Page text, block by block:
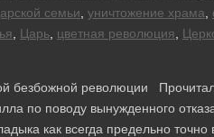
семьи уничтожение храма
Царь цветная революция
безбожной революции
по поводу вынужденного
как всегда предельно